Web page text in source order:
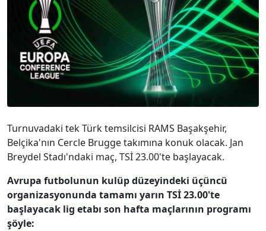
Turnuvadaki tek Türk temsilcisi RAMS Başakşehir,
Belçika'nın Cercle Brugge takımına konuk olacak. Jan
Breydel Stadı'ndaki maç, TSİ 23.00'te başlayacak.
Avrupa futbolunun kulüp düzeyindeki üçüncü
organizasyonunda tamamı yarın TSİ 23.00'te
başlayacak lig etabı son hafta maçlarının programı
şöyle: